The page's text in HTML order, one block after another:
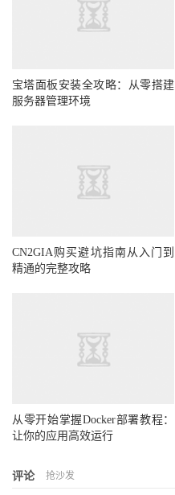
宝塔面板安装全攻略：从零搭建
服务器管理环境
CN2GIA购买避坑指南从入门到
精通的完整攻略
从零开始掌握Docker部署教程：
让你的应用高效运行
评论 抢沙发